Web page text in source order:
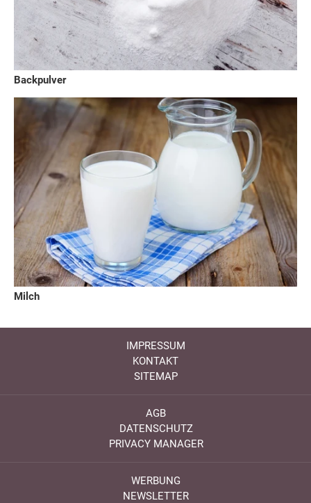
Backpulver
Milch
IMPRESSUM
KONTAKT
SITEMAP
AGB
DATENSCHUTZ
PRIVACY MANAGER
WERBUNG
NEWSLETTER